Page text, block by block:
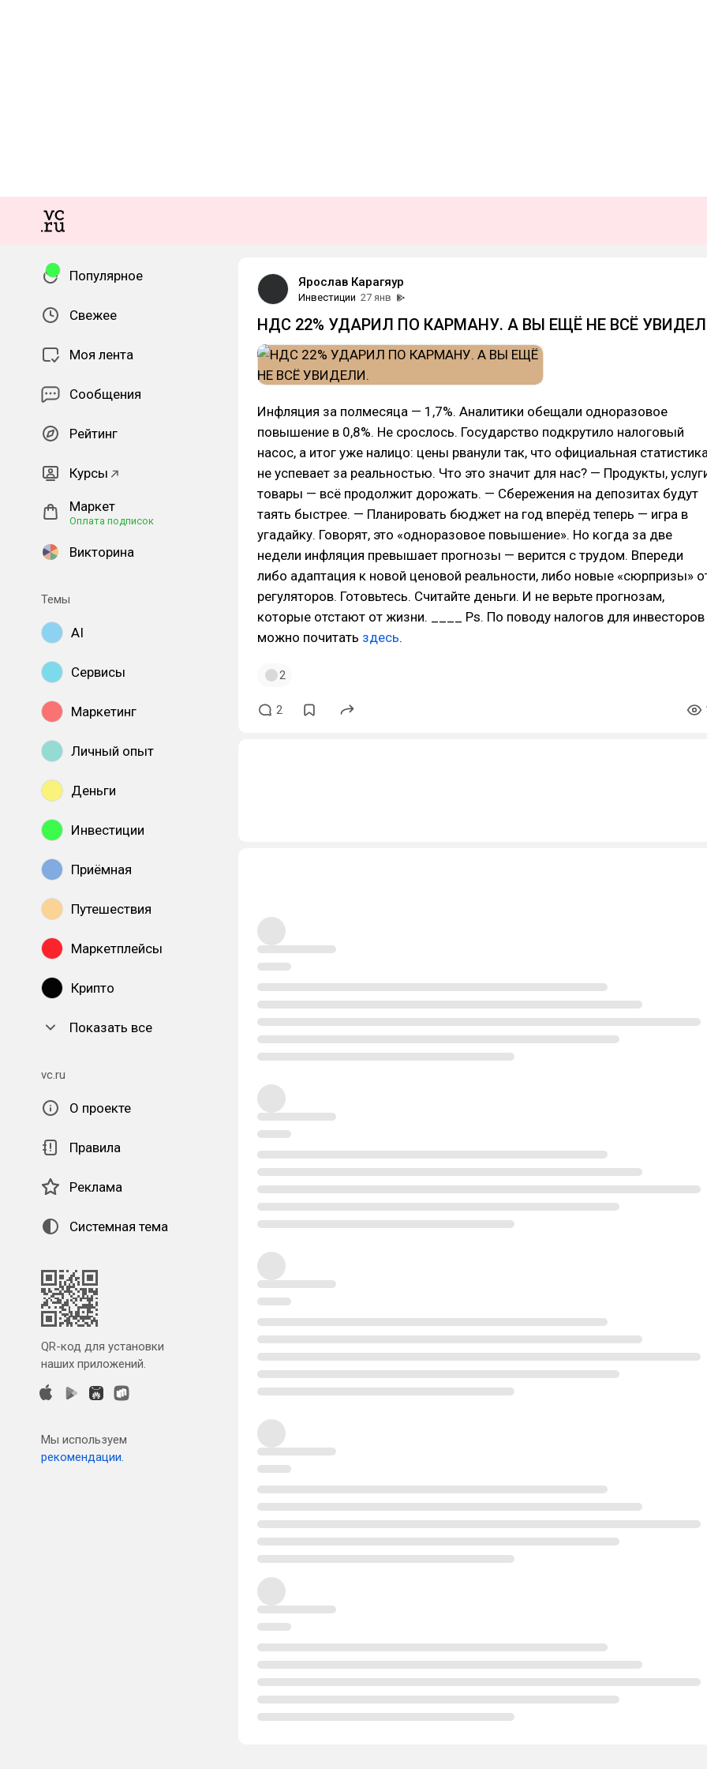
Популярное
Свежее
Моя лента
Сообщения
Рейтинг
Курсы
Маркет
Оплата подписок
Викторина
Темы
AI
Сервисы
Маркетинг
Личный опыт
Деньги
Инвестиции
Приёмная
Путешествия
Маркетплейсы
Крипто
Показать все
vc.ru
О проекте
Правила
Реклама
Системная тема
QR-код для установки
наших приложений.
Мы используем
рекомендации.
Ярослав Карагяур
Инвестиции 27 янв
НДС 22% УДАРИЛ ПО КАРМАНУ. А ВЫ ЕЩЁ НЕ ВСЁ
Инфляция за полмесяца — 1,7%. Аналитики обещали одноразовое
повышение в 0,8%. Не срослось. Государство подкрутило налоговый
насос, а итог уже налицо: цены рванули так, что официальная
не успевает за реальностью. Что это значит для нас? — Продукты,
товары — всё продолжит дорожать. — Сбережения на депозитах будут
таять быстрее. — Планировать бюджет на год вперёд теперь — игра в
угадайку. Говорят, это «одноразовое повышение». Но когда за две
недели инфляция превышает прогнозы — верится с трудом. Впереди
либо адаптация к новой ценовой реальности, либо новые «сюрпризы»
регуляторов. Готовьтесь. Считайте деньги. И не верьте прогнозам,
которые отстают от жизни. ____ Ps. По поводу налогов для инвесторов
можно почитать здесь.
2
2